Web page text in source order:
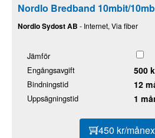
Nordlo Bredband 10mbit/
Nordlo Sydost AB - Internet, Via fiber
Jämför
Engångsavgift
500
Bindningstid 12
Uppsägningstid 1
450 kr/mån